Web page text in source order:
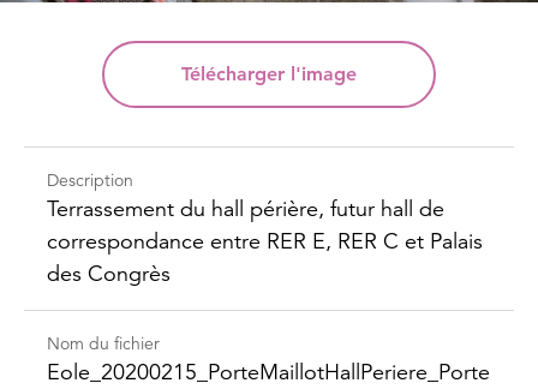
Télécharger l'image
Description
Terrassement du hall périère, futur hall de
correspondance entre RER E, RER C et Palais
des Congrès
Nom du fichier
Eole_​20200215_​Porte​Maillot​Hall​Periere_​Porte​